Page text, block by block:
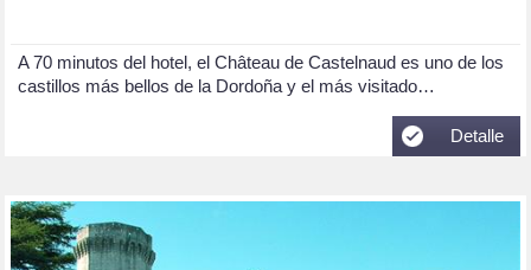
A 70 minutos del hotel, el Château de Castelnaud es uno de los
castillos más bellos de la Dordoña y el más visitado…
Detalle